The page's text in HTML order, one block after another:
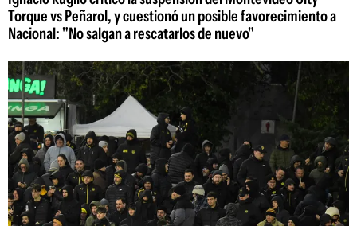
Torque vs Peñarol, y cuestionó un posible favorecimiento a
Nacional: "No salgan a rescatarlos de nuevo"